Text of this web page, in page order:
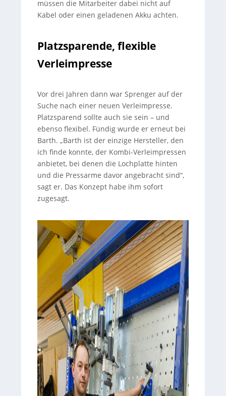
müssen die Mitarbeiter dabei nicht auf
Kabel oder einen geladenen Akku achten.
Platzsparende, flexible
Verleimpresse
Vor drei Jahren dann war Sprenger auf der
Suche nach einer neuen Verleimpresse.
Platzsparend sollte auch sie sein – und
ebenso flexibel. Fündig wurde er erneut bei
Barth. „Barth ist der einzige Hersteller, den
ich finde konnte, der Kombi-Verleimpressen
anbietet, bei denen die Lochplatte hinten
und die Pressarme davor angebracht sind“,
sagt er. Das Konzept habe ihm sofort
zugesagt.